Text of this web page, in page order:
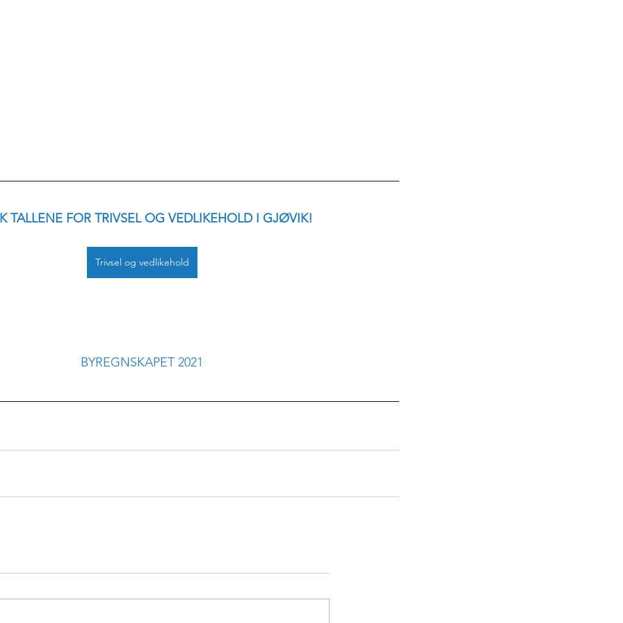
TALLENE FOR TRIVSEL OG VEDLIKEHOLD I GJØVIK!
Trivsel og vedlikehold
BYREGNSKAPET 2021